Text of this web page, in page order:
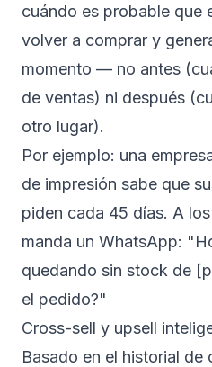
cuándo es probable que
volver a comprar y
momento — no antes
de ventas) ni después
otro lugar).
Por ejemplo: una
de impresión sabe que
piden cada 45 días. A
manda un WhatsApp:
quedando sin stock de
el pedido?"
Cross-sell y upsell
Basado en el historial de